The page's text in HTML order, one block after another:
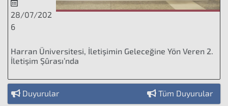
28/07/202
6
Harran Üniversitesi, İletişimin Geleceğine Yön Veren 2.
İletişim Şûrası’nda
Duyurular Tüm Duyurular